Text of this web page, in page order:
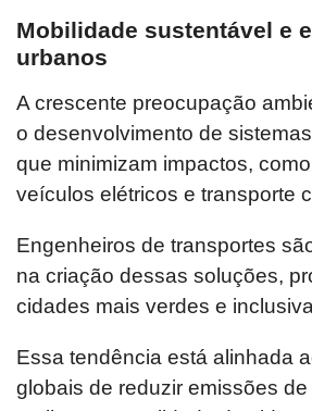
Mobilidade sustentável e
urbanos
A crescente preocupação
o desenvolvimento de
que minimizam impactos,
veículos elétricos e transporte
Engenheiros de transportes
na criação dessas soluções,
cidades mais verdes e
Essa tendência está alinhada
globais de reduzir emissões